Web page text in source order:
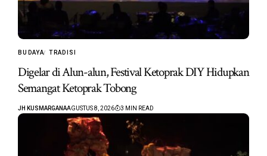
BUDAYA TRADISI
Digelar di Alun-alun, Festival Ketoprak DIY Hidupkan
Semangat Ketoprak Tobong
JH KUSMARGANAAGUSTUS 8, 2026 3 MIN READ